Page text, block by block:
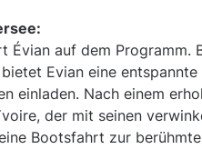
auf dem Programm.
Evian eine
einladen. Nach einem
der mit seinen
Bootsfahrt zur